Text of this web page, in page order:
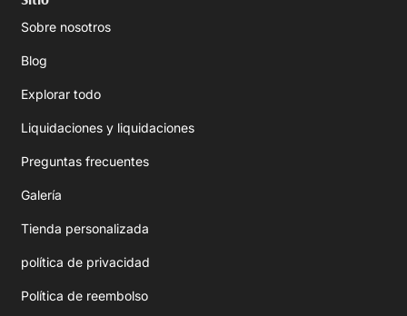
Sobre nosotros
Blog
Explorar todo
Liquidaciones y liquidaciones
Preguntas frecuentes
Galería
Tienda personalizada
política de privacidad
Política de reembolso